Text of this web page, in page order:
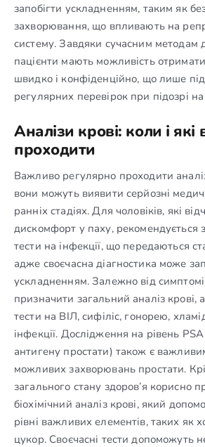
запобігти ускладненням, таким як
захворювання, що впливають на
систему. Завдяки сучасним методам
пацієнти мають можливість
швидко і конфіденційно, що лише
регулярних перевірок при підозрі
Аналізи крові: коли і які
проходити
Важливо регулярно проходити
вони можуть виявити серйозні
ранніх стадіях. Для чоловіків, які
дискомфорт у паху, рекомендується
тести на інфекції, що передаються
адже своєчасна діагностика може
ускладненням. Залежно від
призначити загальний аналіз крові,
тести на ВІЛ, сифіліс, гонорею,
інфекції. Дослідження на рівень
антигену простати) також є
можливих захворювань простати.
загального стану здоров’я корисно
біохімічний аналіз крові, який
рівні важливих елементів, таких як
цукор. Своєчасні тести допоможуть